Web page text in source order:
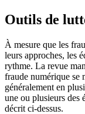
Outils de
À mesure que les
leurs approches, les
rythme. La revue
fraude numérique se
généralement en
une ou plusieurs des
décrit ci-dessus.